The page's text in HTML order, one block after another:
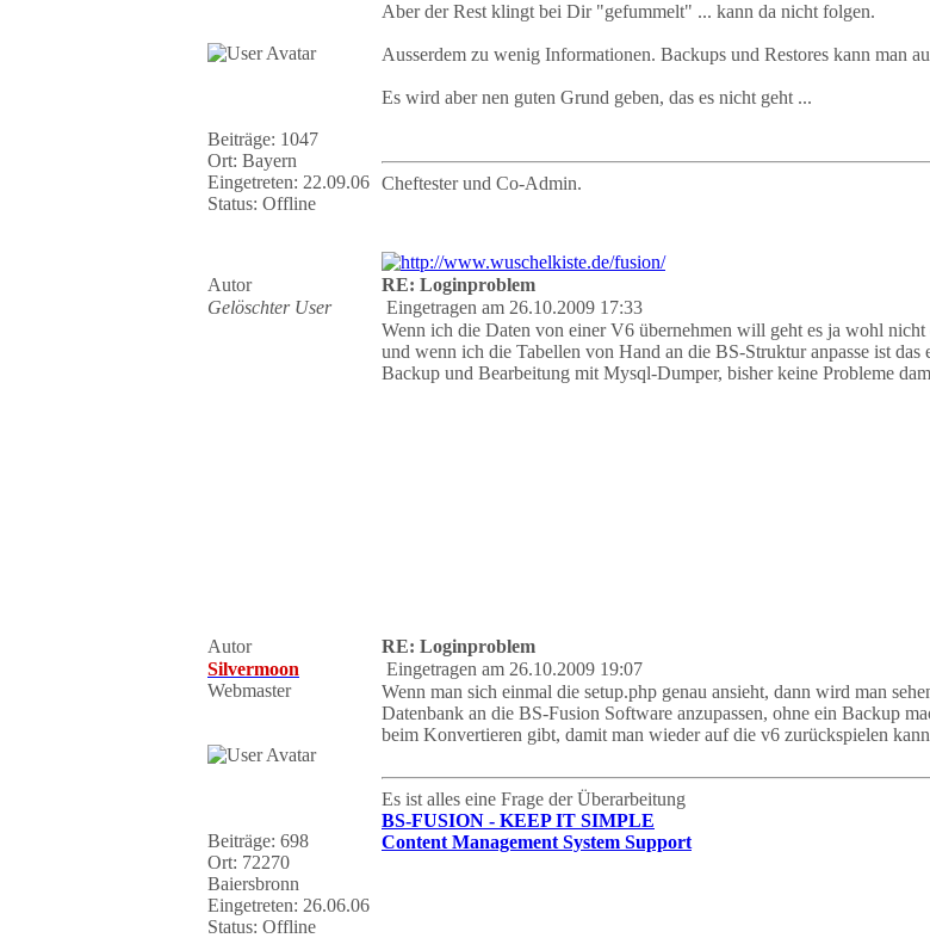
Beiträge: 1047
Ort: Bayern
Eingetreten: 22.09.06
Status: Offline
Aber der Rest klingt bei Dir "gefummelt" ... kann da nicht folgen.
Ausserdem zu wenig Informationen. Backups und Restores kann man
Es wird aber nen guten Grund geben, das es nicht geht ...
Cheftester und Co-Admin.
Autor RE: Loginproblem
Gelöschter User
Eingetragen am 26.10.2009 17:33
Wenn ich die Daten von einer V6 übernehmen will geht es ja wohl nicht
und wenn ich die Tabellen von Hand an die BS-Struktur anpasse ist
Backup und Bearbeitung mit Mysql-Dumper, bisher keine Probleme
Autor RE: Loginproblem
Silvermoon
Webmaster
Beiträge: 698
Ort: 72270
Baiersbronn
Eingetreten: 26.06.06
Status: Offline
Eingetragen am 26.10.2009 19:07
Wenn man sich einmal die setup.php genau ansieht, dann wird man
Datenbank an die BS-Fusion Software anzupassen, ohne ein Backup
beim Konvertieren gibt, damit man wieder auf die v6 zurückspielen
Es ist alles eine Frage der Überarbeitung
BS-FUSION - KEEP IT SIMPLE
Content Management System Support